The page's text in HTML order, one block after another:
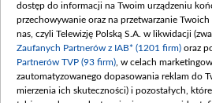
dostęp do informacji na Twoim urządzeniu
przechowywanie oraz na przetwarzanie
nas, czyli Telewizję Polską S.A. w likwidacji
Zaufanych Partnerów z IAB* (1201 firm) oraz
Partnerów TVP (93 firm) , w celach
zautomatyzowanego dopasowania reklam do
mierzenia ich skuteczności) i pozostałych,